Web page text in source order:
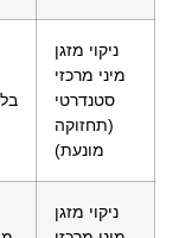
ניקוי מזגן
מיני מרכזי
סטנדרטי
(תחזוקה
מונעת)
ניקוי מזגן